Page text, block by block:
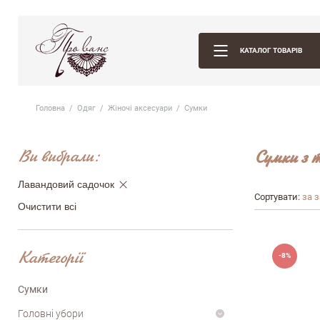
КАТАЛОГ ТОВАРІВ
Головна Одяг Жіночі аксесуари Сумки
Ви вибрали:
Лавандовий садочок
Очистити всі
Категорії
Сумки
Головні убори
Сумки з
Сортувати: за
-8%